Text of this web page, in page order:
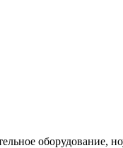
оборудование,